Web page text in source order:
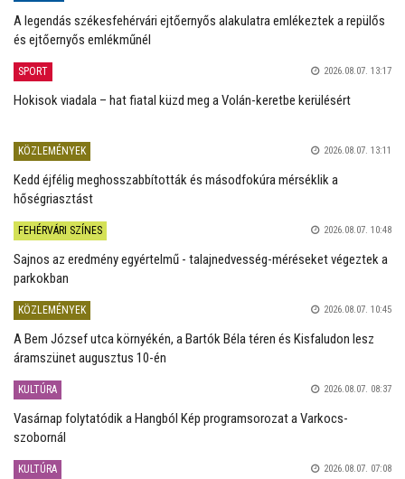
A legendás székesfehérvári ejtőernyős alakulatra emlékeztek a repülős
és ejtőernyős emlékműnél
SPORT 2026.08.07. 13:17
Hokisok viadala – hat fiatal küzd meg a Volán-keretbe kerülésért
KÖZLEMÉNYEK 2026.08.07. 13:11
Kedd éjfélig meghosszabbították és másodfokúra mérséklik a
hőségriasztást
FEHÉRVÁRI SZÍNES 2026.08.07. 10:48
Sajnos az eredmény egyértelmű - talajnedvesség-méréseket végeztek a
parkokban
KÖZLEMÉNYEK 2026.08.07. 10:45
A Bem József utca környékén, a Bartók Béla téren és Kisfaludon lesz
áramszünet augusztus 10-én
KULTÚRA 2026.08.07. 08:37
Vasárnap folytatódik a Hangból Kép programsorozat a Varkocs-
szobornál
KULTÚRA 2026.08.07. 07:08